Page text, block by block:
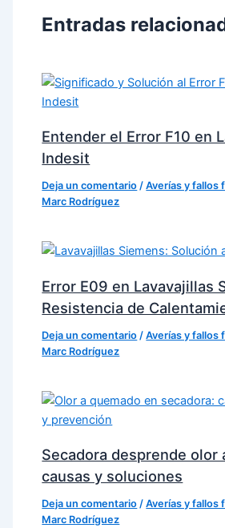
Entradas
Entender el Error F10 en
Indesit
Deja un comentario /Averías y fallos
Marc Rodríguez
Error E09 en Lavavajillas
Resistencia de
Deja un comentario /Averías y fallos
Marc Rodríguez
Secadora desprende olor
causas y soluciones
Deja un comentario /Averías y fallos
Marc Rodríguez